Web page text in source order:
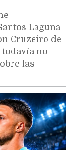
Laguna
Cruzeiro de
todavía no
las